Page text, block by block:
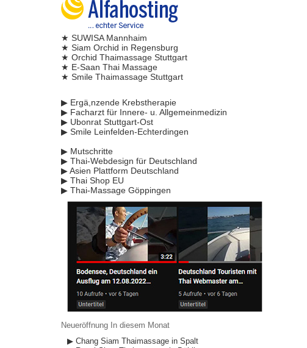
★ SUWISA Mannhaim
★ Siam Orchid in Regensburg
★ Orchid Thaimassage Stuttgart
★ E-Saan Thai Massage
★ Smile Thaimassage Stuttgart
▶ Ergä,nzende Krebstherapie
▶ Facharzt für Innere- u. Allgemeinmedizin
▶ Ubonrat Stuttgart-Ost
▶ Smile Leinfelden-Echterdingen
▶ Mutschritte
▶ Thai-Webdesign für Deutschland
▶ Asien Plattform Deutschland
▶ Thai Shop EU
▶ Thai-Massage Göppingen
Neueröffnung In diesem Monat
▶ Chang Siam Thaimassage in Spalt